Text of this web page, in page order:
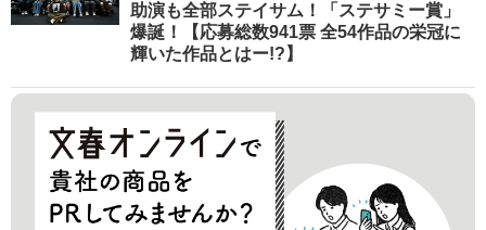
助演も全部ステイサム！「ステサミー賞」
爆誕！【応募総数941票 全54作品の栄冠に
輝いた作品とはー!?】